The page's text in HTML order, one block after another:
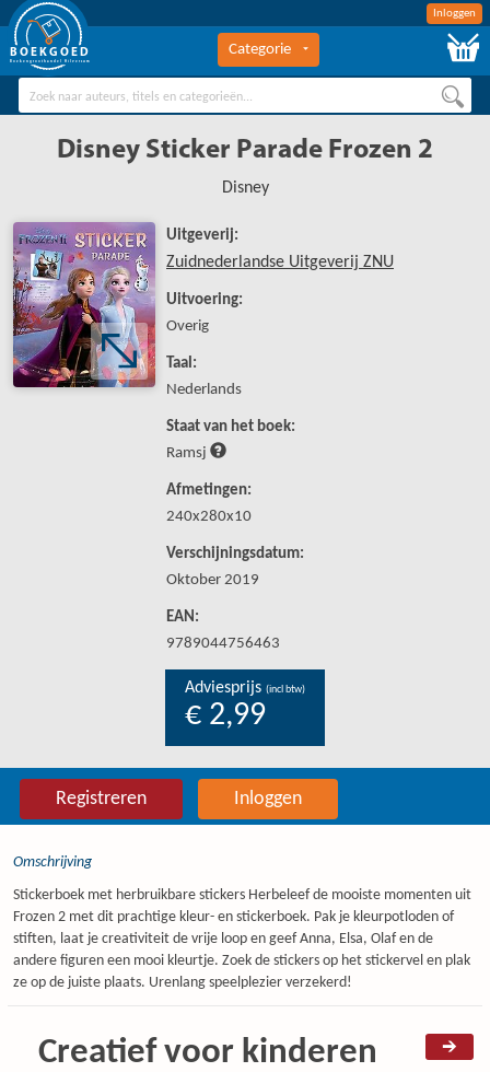
Inloggen
BOEKGOED
Boekengroothandel Hilversum
Categorie
Disney Sticker Parade Frozen 2
Disney
Uitgeverij:
Zuidnederlandse Uitgeverij ZNU
Uitvoering:
Overig
Taal:
Nederlands
Staat van het boek:
Ramsj
Afmetingen:
240x280x10
Verschijningsdatum:
Oktober 2019
EAN:
9789044756463
Adviesprijs (incl btw)
€ 2,99
Registreren Inloggen
Omschrijving
Stickerboek met herbruikbare stickers Herbeleef de mooiste momenten uit
Frozen 2 met dit prachtige kleur- en stickerboek. Pak je kleurpotloden of
stiften, laat je creativiteit de vrije loop en geef Anna, Elsa, Olaf en de
andere figuren een mooi kleurtje. Zoek de stickers op het stickervel en plak
ze op de juiste plaats. Urenlang speelplezier verzekerd!
Creatief voor kinderen